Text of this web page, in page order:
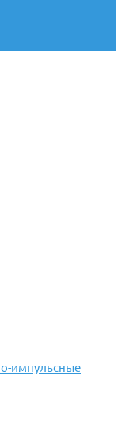
импульсные